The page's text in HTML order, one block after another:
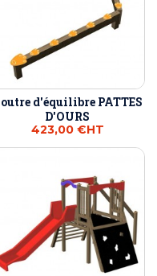
d'équilibre PATTES
D'OURS
423,00 €HT